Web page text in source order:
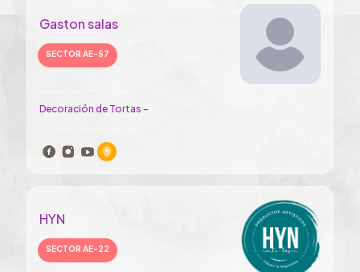
Gaston salas
SECTOR AE-57
Decoración de Tortas -
HYN
SECTOR AE-22